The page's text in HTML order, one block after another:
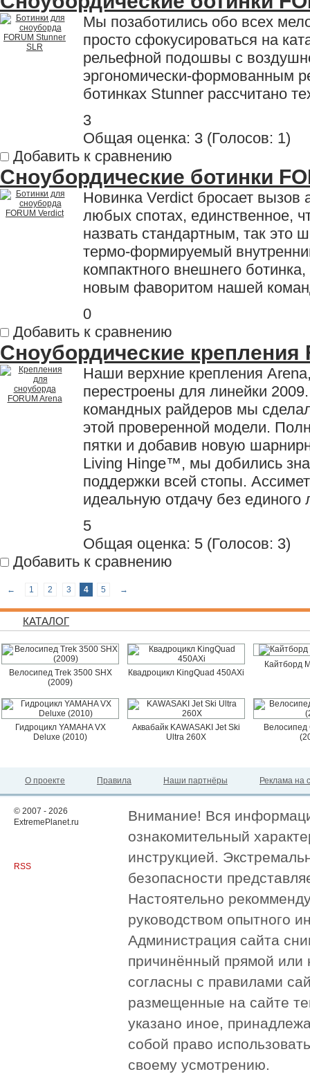
Мы позаботились обо всех
просто сфокусироваться на
рельефной подошвы с
эргономически-формованным
ботинках Stunner рассчитано
3
Общая оценка: 3 (Голосов: 1)
Добавить к сравнению
Сноубордические ботинки
Новинка Verdict бросает вызов
любых спотах, единственное,
назвать стандартным, так это
термо-формируемый
компактного внешнего
новым фаворитом нашей
0
Добавить к сравнению
Сноубордические крепления
Наши верхние крепления
перестроены для линейки
командных райдеров мы
этой проверенной модели.
пятки и добавив новую
Living Hinge™, мы добились
поддержки всей стопы.
идеальную отдачу без
5
Общая оценка: 5 (Голосов: 3)
Добавить к сравнению
← 1 2 3 4 5 →
КАТАЛОГ
Велосипед Trek 3500 SHX
(2009)
Квадроцикл KingQuad 450AXi
Кайтборд
Гидроцикл YAMAHA VX
Deluxe (2010)
Аквабайк KAWASAKI Jet Ski
Ultra 260X
Велосипед
О проекте Правила Наши партнёры Реклама на
© 2007 - 2026
ExtremePlanet.ru
RSS
Внимание! Вся
ознакомительный
инструкцией.
безопасности
Настоятельно
руководством опытного
Администрация сайта
причинённый прямой или
согласны с правилами
размещенные на сайте
указано иное,
собой право
своему усмотрению.